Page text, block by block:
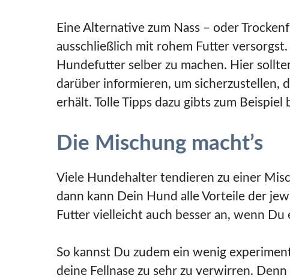
Eine Alternative zum Nass – oder
ausschließlich mit rohem Futter
Hundefutter selber zu machen. Hier
darüber informieren, um sicherzustellen,
erhält. Tolle Tipps dazu gibts zum Beispiel
Die Mischung macht’s
Viele Hundehalter tendieren zu einer
dann kann Dein Hund alle Vorteile der
Futter vielleicht auch besser an, wenn Du
So kannst Du zudem ein wenig
deine Fellnase zu sehr zu verwirren.